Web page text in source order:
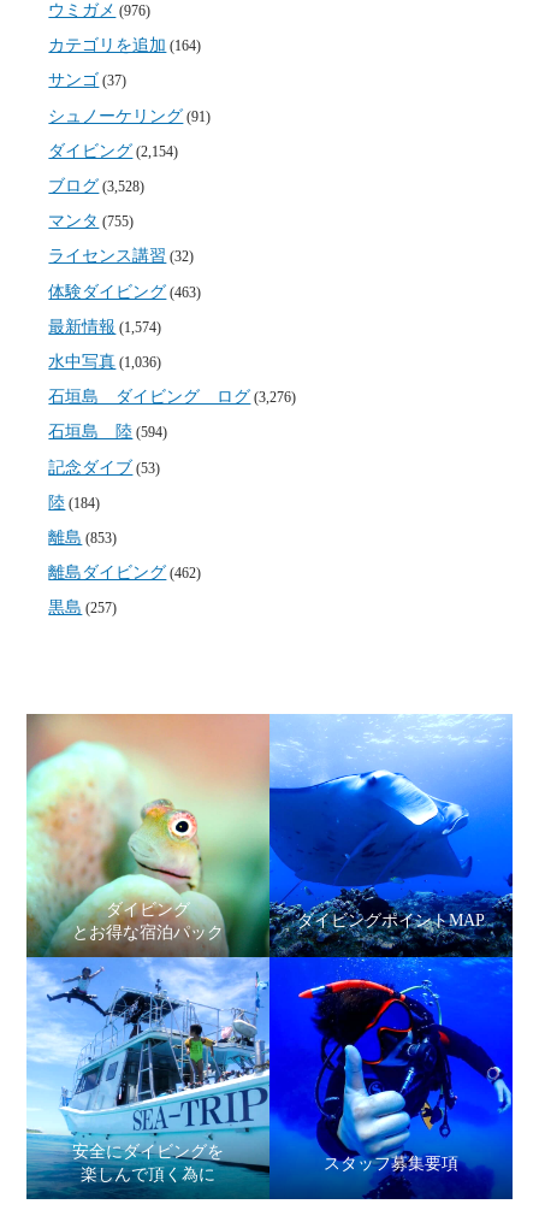
ウミガメ (976)
カテゴリを追加 (164)
サンゴ (37)
シュノーケリング (91)
ダイビング (2,154)
ブログ (3,528)
マンタ (755)
ライセンス講習 (32)
体験ダイビング (463)
最新情報 (1,574)
水中写真 (1,036)
石垣島 ダイビング ログ (3,276)
石垣島 陸 (594)
記念ダイブ (53)
陸 (184)
離島 (853)
離島ダイビング (462)
黒島 (257)
ダイビング
とお得な宿泊パック
ダイビングポイントMAP
安全にダイビングを
楽しんで頂く為に
スタッフ募集要項